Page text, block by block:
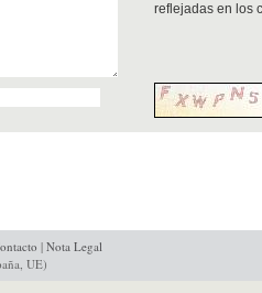
reflejadas en los
| Nota Legal
UE)